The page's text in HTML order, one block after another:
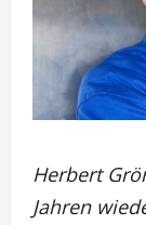
Herbert
Jahren